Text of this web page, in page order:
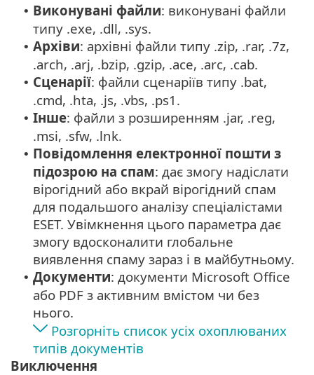
• Виконувані файли: виконувані файли
типу .exe, .dll, .sys.
• Архіви: архівні файли типу .zip, .rar, .7z,
.arch, .arj, .bzip, .gzip, .ace, .arc, .cab.
• Сценарії: файли сценаріїв типу .bat,
.cmd, .hta, .js, .vbs, .ps1.
• Інше: файли з розширенням .jar, .reg,
.msi, .sfw, .lnk.
• Повідомлення електронної пошти з
підозрою на спам: дає змогу надіслати
вірогідний або вкрай вірогідний спам
для подальшого аналізу спеціалістами
ESET. Увімкнення цього параметра дає
змогу вдосконалити глобальне
виявлення спаму зараз і в майбутньому.
• Документи: документи Microsoft Office
або PDF з активним вмістом чи без
нього.
Розгорніть список усіх охоплюваних
типів документів
Виключення